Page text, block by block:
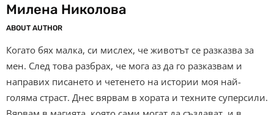
Милена Николова
ABOUT AUTHOR
Когато бях малка, си мислех, че животът се разказва за
мен. След това разбрах, че мога аз да го разказвам и
направих писането и четенето на истории моя най-
голяма страст. Днес вярвам в хората и техните суперсили.